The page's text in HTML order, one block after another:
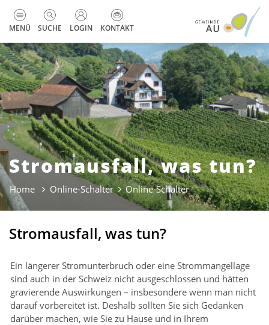
zur Startseite
Direkt zur Hauptnavigation
Direkt zum Inhalt
Direkt zur Suche
Direkt zum Stichwortverzeichnis
Kopfzeile
MENÜ SUCHE LOGIN KONTAKT
Stromausfall, was tun?
Home Online-Schalter Online-Schalter(ausgewählt)
Stromausfall, was tun?
Ein längerer Stromunterbruch oder eine Strommangellage
sind auch in der Schweiz nicht ausgeschlossen und hätten
gravierende Auswirkungen – insbesondere wenn man nicht
darauf vorbereitet ist. Deshalb sollten Sie sich Gedanken
darüber machen, wie Sie zu Hause und in Ihrem